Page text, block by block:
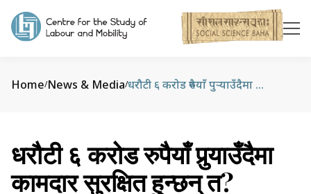
Home/News & Media/ धरौटी ६ करोड रुपैयाँ पुर्‍याउँदैमा कामदार सुरक्षित हुन्छन् त?
धरौटी ६ करोड रुपैयाँ पुर्‍याउँदैमा
कामदार सुरक्षित हुन्छन् त?